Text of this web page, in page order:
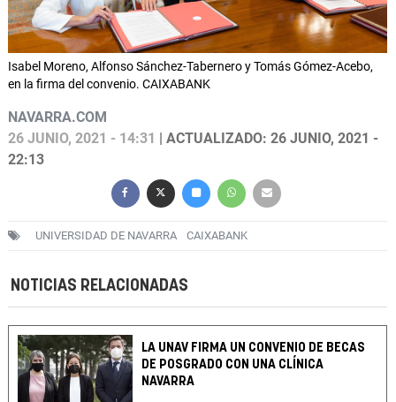
Isabel Moreno, Alfonso Sánchez-Tabernero y Tomás Gómez-Acebo,
en la firma del convenio. CAIXABANK
NAVARRA.COM
26 JUNIO, 2021 - 14:31
| ACTUALIZADO: 26 JUNIO, 2021 -
22:13
UNIVERSIDAD DE NAVARRA CAIXABANK
NOTICIAS RELACIONADAS
LA UNAV FIRMA UN CONVENIO DE BECAS
DE POSGRADO CON UNA CLÍNICA
NAVARRA